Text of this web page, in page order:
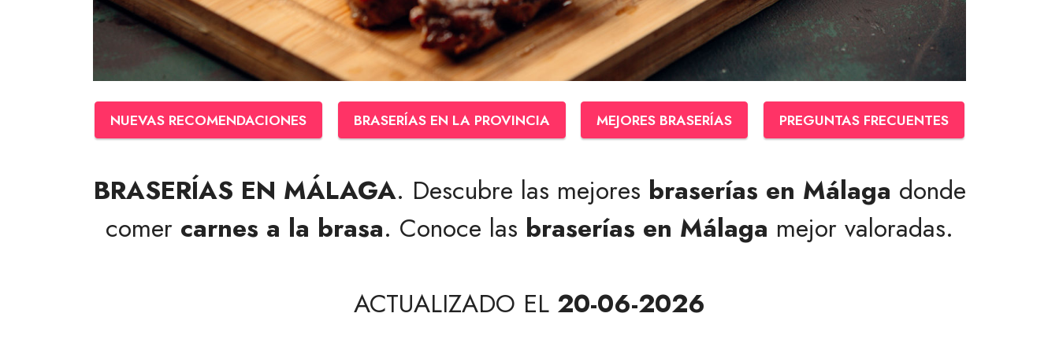
NUEVAS RECOMENDACIONES BRASERÍAS EN LA PROVINCIA MEJORES BRASERÍAS PREGUNTAS FRECUENTES
BRASERÍAS EN MÁLAGA. Descubre las mejores braserías en Málaga donde
comer carnes a la brasa. Conoce las braserías en Málaga mejor valoradas.
ACTUALIZADO EL 20-06-2026